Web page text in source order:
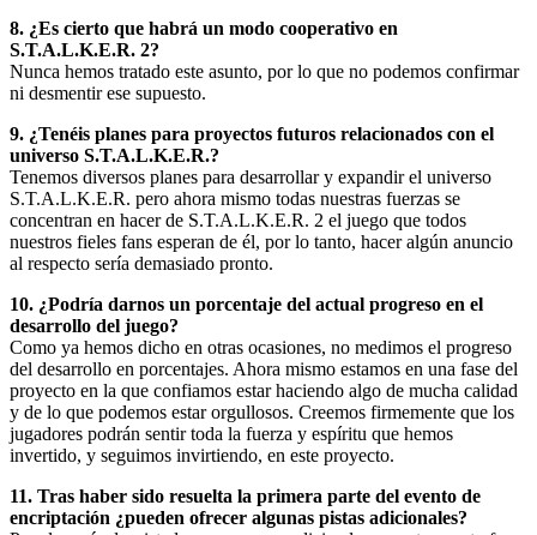
8. ¿Es cierto que habrá un modo cooperativo en
S.T.A.L.K.E.R. 2?
Nunca hemos tratado este asunto, por lo que no podemos confirmar
ni desmentir ese supuesto.
9. ¿Tenéis planes para proyectos futuros relacionados con el
universo S.T.A.L.K.E.R.?
Tenemos diversos planes para desarrollar y expandir el universo
S.T.A.L.K.E.R. pero ahora mismo todas nuestras fuerzas se
concentran en hacer de S.T.A.L.K.E.R. 2 el juego que todos
nuestros fieles fans esperan de él, por lo tanto, hacer algún anuncio
al respecto sería demasiado pronto.
10. ¿Podría darnos un porcentaje del actual progreso en el
desarrollo del juego?
Como ya hemos dicho en otras ocasiones, no medimos el progreso
del desarrollo en porcentajes. Ahora mismo estamos en una fase del
proyecto en la que confiamos estar haciendo algo de mucha calidad
y de lo que podemos estar orgullosos. Creemos firmemente que los
jugadores podrán sentir toda la fuerza y espíritu que hemos
invertido, y seguimos invirtiendo, en este proyecto.
11. Tras haber sido resuelta la primera parte del evento de
encriptación ¿pueden ofrecer algunas pistas adicionales?